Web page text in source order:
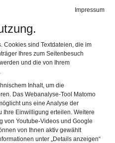
Impressum
Cookies sind Textdateien, die im
Ihres zum Seitenbesuch
und die von Ihrem
Inhalt, um die
Das Webanalyse-Tool Matomo
uns eine Analyse der
Ihre Einwilligung erteilen. Weitere
von Youtube-Videos und Google
von Ihnen aktiv gewählt
unter „Details anzeigen“
fr it
- ACHSNAGEL UND